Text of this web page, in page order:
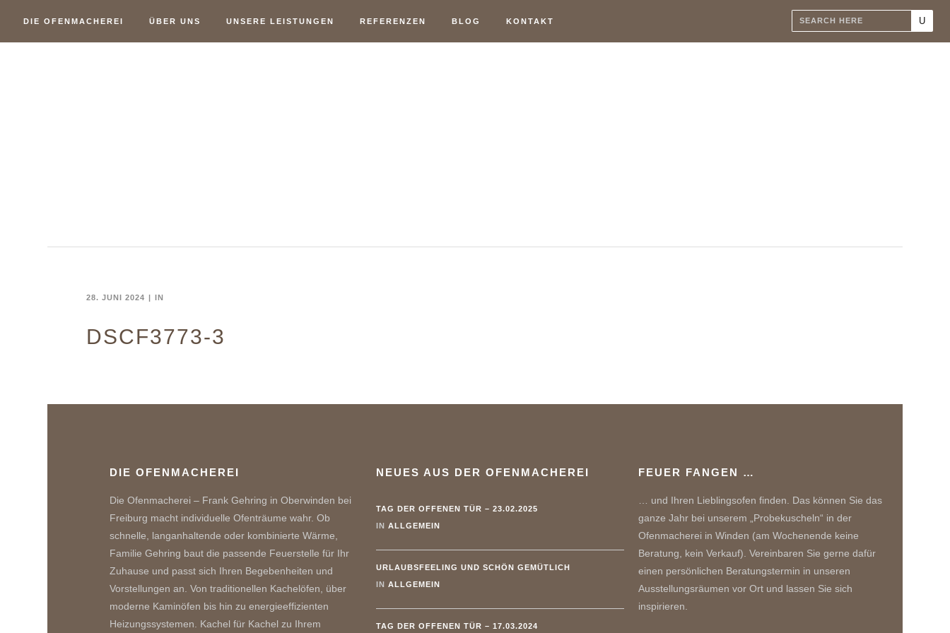
DIE OFENMACHEREI ÜBER UNS UNSERE LEISTUNGEN REFERENZEN BLOG KONTAKT
28. JUNI 2024 IN
DSCF3773-3
DIE OFENMACHEREI
Die Ofenmacherei – Frank Gehring in Oberwinden bei
Freiburg macht individuelle Ofenträume wahr. Ob
schnelle, langanhaltende oder kombinierte Wärme,
Familie Gehring baut die passende Feuerstelle für Ihr
Zuhause und passt sich Ihren Begebenheiten und
Vorstellungen an. Von traditionellen Kachelöfen, über
moderne Kaminöfen bis hin zu energieeffizienten
Heizungssystemen. Kachel für Kachel zu Ihrem
NEUES AUS DER OFENMACHEREI
TAG DER OFFENEN TÜR – 23.02.2025
IN ALLGEMEIN
URLAUBSFEELING UND SCHÖN GEMÜTLICH
IN ALLGEMEIN
TAG DER OFFENEN TÜR – 17.03.2024
FEUER FANGEN …
… und Ihren Lieblingsofen finden. Das können Sie das
ganze Jahr bei unserem „Probekuscheln“ in der
Ofenmacherei in Winden (am Wochenende keine
Beratung, kein Verkauf). Vereinbaren Sie gerne dafür
einen persönlichen Beratungstermin in unseren
Ausstellungsräumen vor Ort und lassen Sie sich
inspirieren.